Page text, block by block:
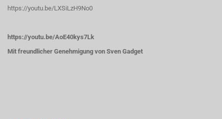
https://youtu.be/LXSiLzH9No0
https://youtu.be/AoE40kys7Lk
Mit freundlicher Genehmigung von Sven Gadget